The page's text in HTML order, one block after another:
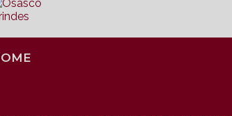
HOME